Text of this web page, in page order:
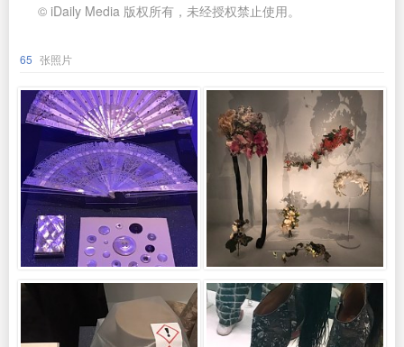
© iDaily Media 版权所有，未经授权禁止使用。
65 张照片